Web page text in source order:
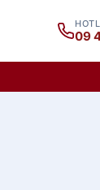
09